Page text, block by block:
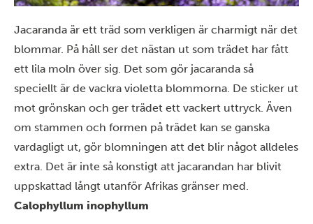
Jacaranda är ett träd som verkligen är charmigt när det
blommar. På håll ser det nästan ut som trädet har fått
ett lila moln över sig. Det som gör jacaranda så
speciellt är de vackra violetta blommorna. De sticker ut
mot grönskan och ger trädet ett vackert uttryck. Även
om stammen och formen på trädet kan se ganska
vardagligt ut, gör blomningen att det blir något alldeles
extra. Det är inte så konstigt att jacarandan har blivit
uppskattad långt utanför Afrikas gränser med.
Calophyllum inophyllum